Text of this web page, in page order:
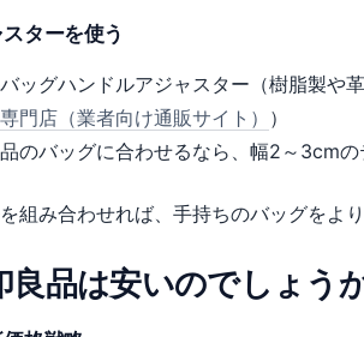
ターを使う
ッグハンドルアジャスター（樹脂製や
門店（業者向け通販サイト） ）
のバッグに合わせるなら、幅2～3cm
組み合わせれば、手持ちのバッグをよ
良品は安いのでしょう